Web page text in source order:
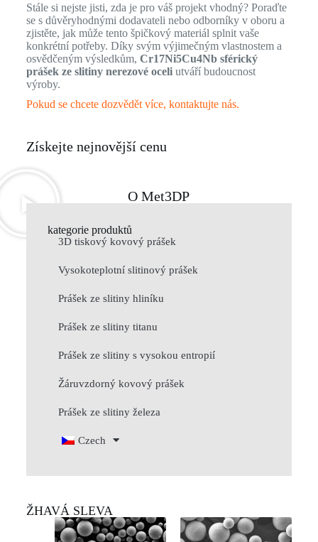
Stále si nejste jisti, zda je pro váš projekt vhodný? Poraďte
se s důvěryhodnými dodavateli nebo odborníky v oboru a
zjistěte, jak může tento špičkový materiál splnit vaše
konkrétní potřeby. Díky svým výjimečným vlastnostem a
osvědčeným výsledkům, Cr17Ni5Cu4Nb sférický
prášek ze slitiny nerezové oceliutváří budoucnost
výroby.
Pokud se chcete dozvědět více, kontaktujte nás.
Získejte nejnovější cenu
O Met3DP
kategorie produktů
3D tiskový kovový prášek
Vysokoteplotní slitinový prášek
Prášek ze slitiny hliníku
Prášek ze slitiny titanu
Prášek ze slitiny s vysokou entropií
Žáruvzdorný kovový prášek
Prášek ze slitiny železa
Czech
ŽHAVÁ SLEVA